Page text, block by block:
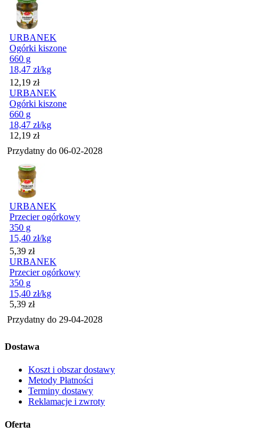
URBANEK
Ogórki kiszone
660 g
18,47 zł/kg
Cena
12,19 zł
URBANEK
Ogórki kiszone
660 g
18,47 zł/kg
Cena
12,19 zł
Przydatny do 06-02-2028
URBANEK
Przecier ogórkowy
350 g
15,40 zł/kg
Cena
5,39 zł
URBANEK
Przecier ogórkowy
350 g
15,40 zł/kg
Cena
5,39 zł
Przydatny do 29-04-2028
Dostawa
Koszt i obszar dostawy
Metody Płatności
Terminy dostawy
Reklamacje i zwroty
Oferta